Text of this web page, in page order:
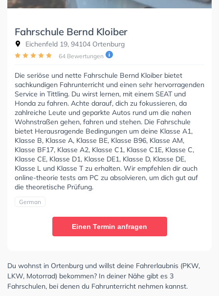
Fahrschule Bernd Kloiber
Eichenfeld 19, 94104 Ortenburg
64 Bewertungen
Die seriöse und nette Fahrschule Bernd Kloiber bietet
sachkundigen Fahrunterricht und einen sehr hervorragenden
Service in Tittling. Du wirst lernen, mit einem SEAT und
Honda zu fahren. Achte darauf, dich zu fokussieren, da
zahlreiche Leute und geparkte Autos rund um die nahen
Wohnstraßen gehen, fahren und stehen. Die Fahrschule
bietet Herausragende Bedingungen um deine Klasse A1,
Klasse B, Klasse A, Klasse BE, Klasse B96, Klasse AM,
Klasse BF17, Klasse A2, Klasse C1, Klasse C1E, Klasse C,
Klasse CE, Klasse D1, Klasse DE1, Klasse D, Klasse DE,
Klasse L und Klasse T zu erhalten. Wir empfehlen dir auch
online-theorie tests am PC zu absolvieren, um dich gut auf
die theoretische Prüfung.
German
Einen Termin anfragen
Du wohnst in Ortenburg und willst deine Fahrerlaubnis (PKW,
LKW, Motorrad) bekommen? In deiner Nähe gibt es 3
Fahrschulen, bei denen du Fahrunterricht nehmen kannst.